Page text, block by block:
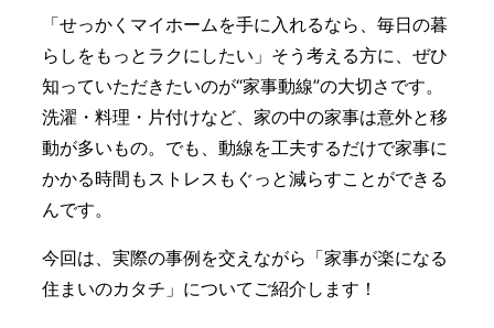
「せっかくマイホームを手に入れるなら、毎日の暮
らしをもっとラクにしたい」そう考える方に、ぜひ
知っていただきたいのが“家事動線”の大切さです。
洗濯・料理・片付けなど、家の中の家事は意外と移
動が多いもの。でも、動線を工夫するだけで家事に
かかる時間もストレスもぐっと減らすことができる
んです。
今回は、実際の事例を交えながら「家事が楽になる
住まいのカタチ」についてご紹介します！